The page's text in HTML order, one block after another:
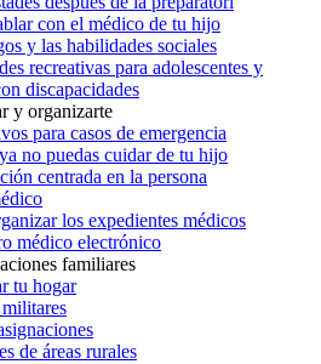
con el médico de tu hijo
y las habilidades sociales
recreativas para adolescentes y
discapacidades
y organizarte
para casos de emergencia
no puedas cuidar de tu hijo
centrada en la persona
los expedientes médicos
médico electrónico
familiares
tu hogar
de áreas rurales